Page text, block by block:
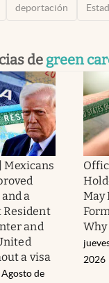
deportación
de green
Mexicans
a
Resident
and
a visa
de
May
Why
2026